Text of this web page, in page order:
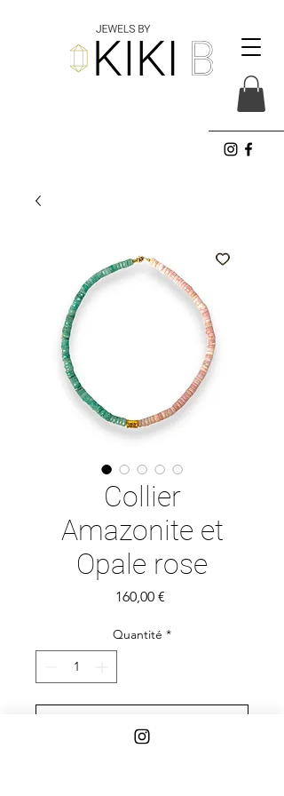
Collier
Amazonite et
Opale rose
160,00 €Prix
Quantité *